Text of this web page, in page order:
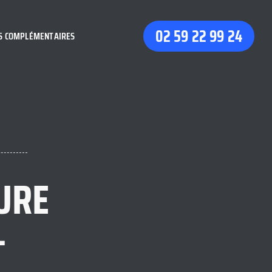
COMPLÉMENTAIRES 02 59 22 99 24